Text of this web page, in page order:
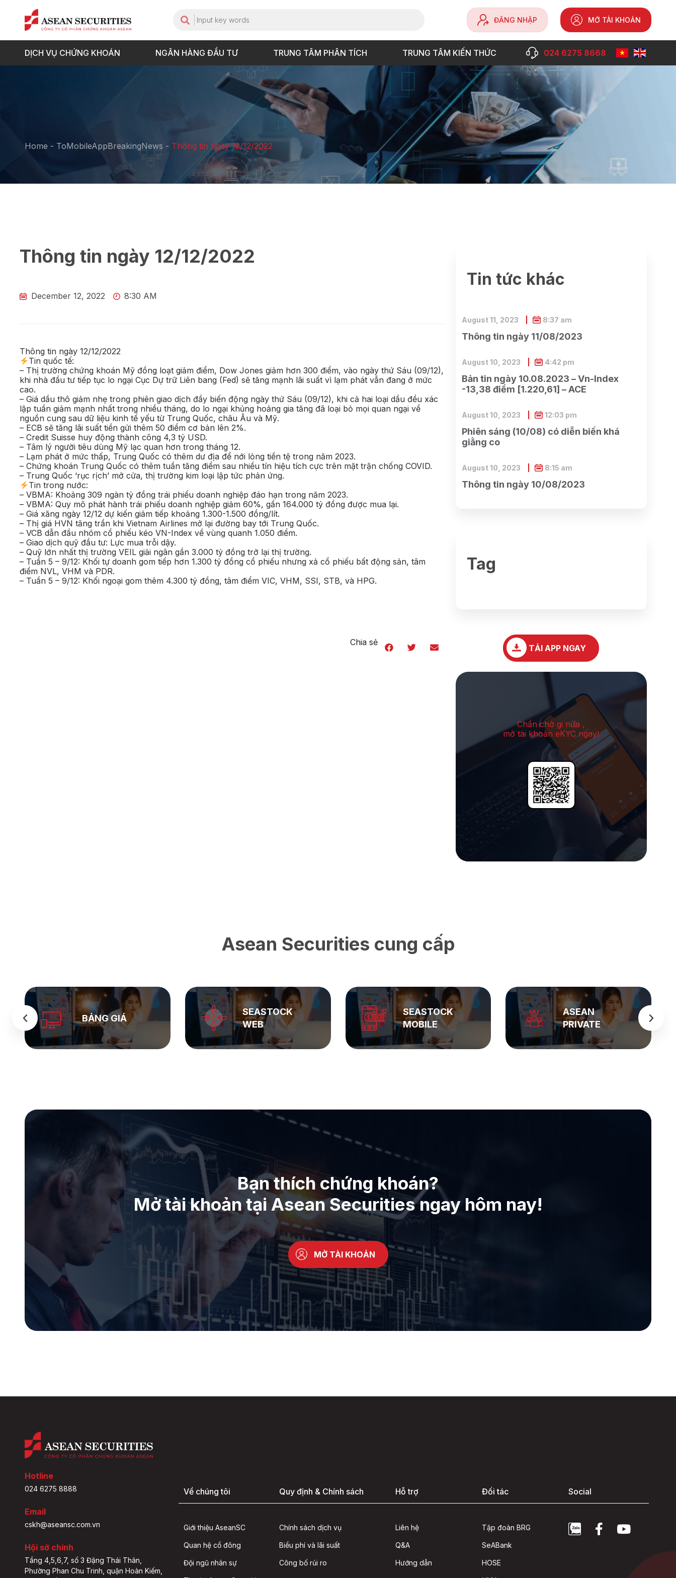
ĐĂNG NHẬP MỞ TÀI KHOẢN
DỊCH VỤ CHỨNG KHOÁN NGÂN HÀNG ĐẦU TƯ TRUNG TÂM PHÂN TÍCH TRUNG TÂM KIẾN THỨC 024 6275 8668
Home - ToMobileAppBreakingNews - Thông tin ngày 12/12/2022
Thông tin ngày 12/12/2022
December 12, 2022 8:30 AM
Thông tin ngày 12/12/2022
Tin quốc tế:
– Thị trường chứng khoán Mỹ đồng loạt giảm điểm, Dow Jones giảm hơn 300 điểm, vào ngày thứ Sáu (09/12),
khi nhà đầu tư tiếp tục lo ngại Cục Dự trữ Liên bang (Fed) sẽ tăng mạnh lãi suất vì lạm phát vẫn đang ở mức
cao.
– Giá dầu thô giảm nhẹ trong phiên giao dịch đầy biến động ngày thứ Sáu (09/12), khi cả hai loại dầu đều xác
lập tuần giảm mạnh nhất trong nhiều tháng, do lo ngại khủng hoảng gia tăng đã loại bỏ mọi quan ngại về
nguồn cung sau dữ liệu kinh tế yếu từ Trung Quốc, châu Âu và Mỹ.
– ECB sẽ tăng lãi suất tiền gửi thêm 50 điểm cơ bản lên 2%​.
– Credit Suisse huy động thành công 4,3 tỷ USD.
– Tâm lý người tiêu dùng Mỹ lạc quan hơn trong tháng 12.
– Lạm phát ở mức thấp, Trung Quốc có thêm dư địa để nới lỏng tiền tệ trong năm 2023.
– Chứng khoán Trung Quốc có thêm tuần tăng điểm sau nhiều tín hiệu tích cực trên mặt trận chống COVID.
– Trung Quốc ‘rục rịch’ mở cửa, thị trường kim loại lập tức phản ứng.
Tin trong nước:
– VBMA: Khoảng 309 ngàn tỷ đồng trái phiếu doanh nghiệp đáo hạn trong năm 2023.
– VBMA: Quy mô phát hành trái phiếu doanh nghiệp giảm 60%, gần 164.000 tỷ đồng được mua lại.
– Giá xăng ngày 12/12 dự kiến giảm tiếp khoảng 1.300-1.500 đồng/lít.
– Thị giá HVN tăng trần khi Vietnam Airlines mở lại đường bay tới Trung Quốc.
– VCB dẫn đầu nhóm cổ phiếu kéo VN-Index về vùng quanh 1.050 điểm.
– Giao dịch quỹ đầu tư: Lực mua trỗi dậy.
– Quỹ lớn nhất thị trường VEIL giải ngân gần 3.000 tỷ đồng trở lại thị trường.
– Tuần 5 – 9/12: Khối tự doanh gom tiếp hơn 1.300 tỷ đồng cổ phiếu nhưng xả cổ phiếu bất động sản, tâm
điểm NVL, VHM và PDR.
– Tuần 5 – 9/12: Khối ngoại gom thêm 4.300 tỷ đồng, tâm điểm VIC, VHM, SSI, STB, và HPG.
Chia sẻ
Tin tức khác
Thông tin ngày 11/08/2023
August 11, 2023 8:37 am
Bản tin ngày 10.08.2023 – Vn-Index
-13,38 điểm [1.220,61] – ACE
August 10, 2023 4:42 pm
Phiên sáng (10/08) có diễn biến khá
giằng co
August 10, 2023 12:03 pm
Thông tin ngày 10/08/2023
August 10, 2023 8:15 am
Tag
TẢI APP NGAY
Chần chờ gi nữa ,
mở tài khoản eKYC ngay!
Asean Securities cung cấp
SEASTOCK
WEB
SEASTOCK
MOBILE
ASEAN
PRIVATE
BẢNG GIÁ
Bạn thích chứng khoán?
Mở tài khoản tại Asean Securities ngay hôm nay!
MỞ TÀI KHOẢN
Hotline
024 6275 8888
Email
cskh@aseansc.com.vn
Hội sở chính
Tầng 4,5,6,7, số 3 Đặng Thái Thân,
Phường Phan Chu Trinh, quận Hoàn Kiếm,
Về chúng tôi
Giới thiệu AseanSC
Quan hệ cổ đông
Đội ngũ nhân sự
Quy định & Chính sách
Chính sách dịch vụ
Biểu phí và lãi suất
Công bố rủi ro
Hỗ trợ
Liên hệ
Q&A
Hướng dẫn
Đối tác
Tập đoàn BRG
SeABank
HOSE
Social